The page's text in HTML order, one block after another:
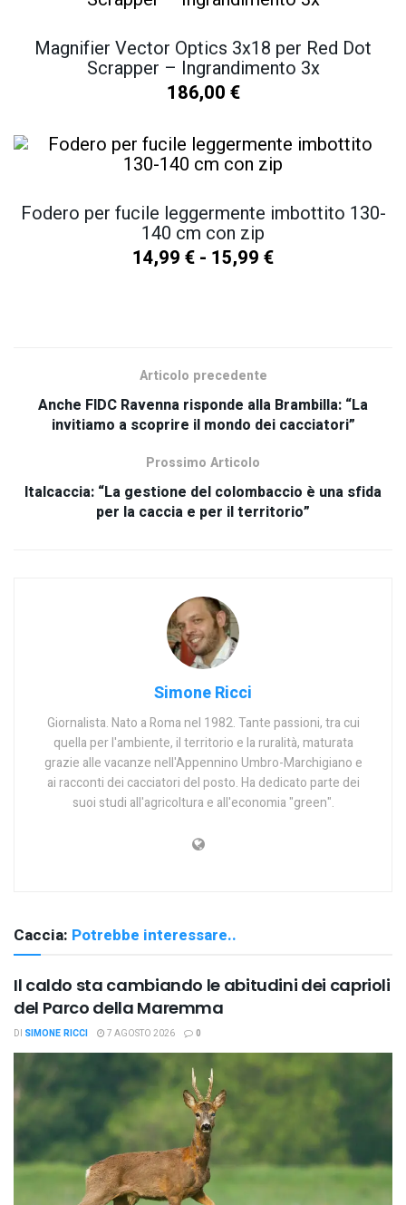
Magnifier Vector Optics 3x18 per Red Dot
Scrapper – Ingrandimento 3x
186,00 €
Fodero per fucile leggermente imbottito 130-
140 cm con zip
14,99 € - 15,99 €
Articolo precedente
Anche FIDC Ravenna risponde alla Brambilla: “La
invitiamo a scoprire il mondo dei cacciatori”
Prossimo Articolo
Italcaccia: “La gestione del colombaccio è una sfida
per la caccia e per il territorio”
Simone Ricci
Giornalista. Nato a Roma nel 1982. Tante passioni, tra cui
quella per l'ambiente, il territorio e la ruralità, maturata
grazie alle vacanze nell'Appennino Umbro-Marchigiano e
ai racconti dei cacciatori del posto. Ha dedicato parte dei
suoi studi all'agricoltura e all'economia "green".
Caccia: Potrebbe interessare..
Il caldo sta cambiando le abitudini dei caprioli
del Parco della Maremma
DI SIMONE RICCI 7 AGOSTO 2026 0